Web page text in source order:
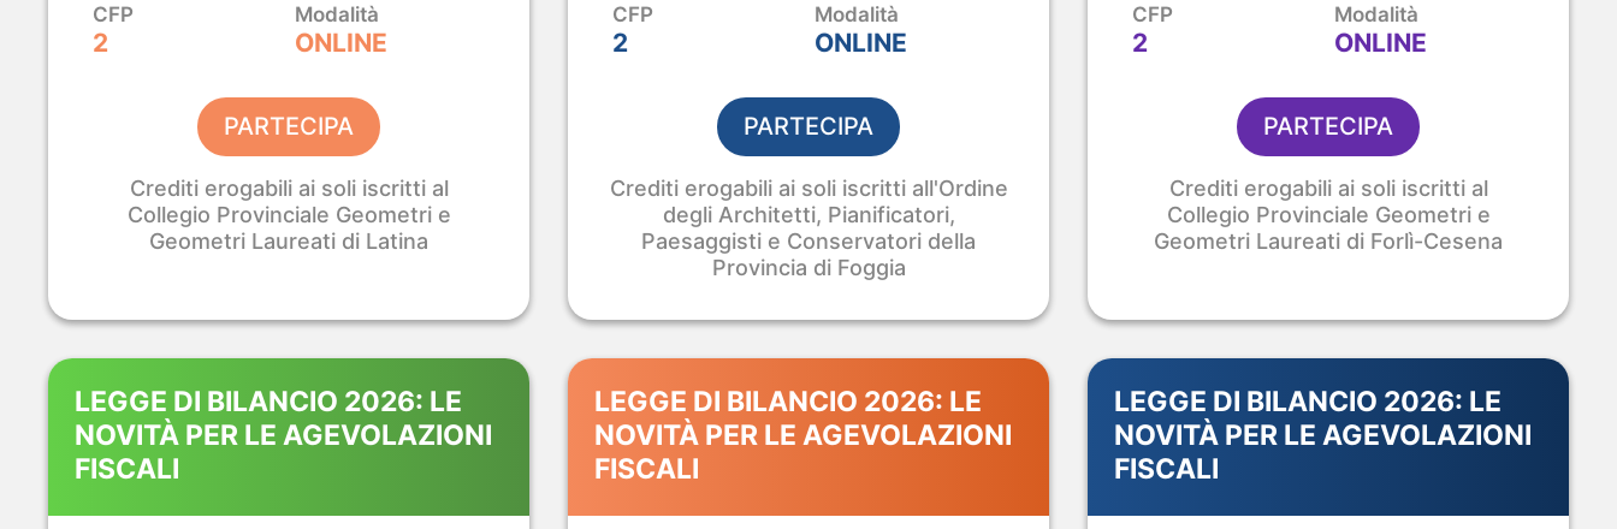
CFP Modalità
2 ONLINE
PARTECIPA
Crediti erogabili ai soli iscritti al
Collegio Provinciale Geometri e
Geometri Laureati di Latina
CFP Modalità
2 ONLINE
PARTECIPA
Crediti erogabili ai soli iscritti all'Ordine
degli Architetti, Pianificatori,
Paesaggisti e Conservatori della
Provincia di Foggia
CFP Modalità
2 ONLINE
PARTECIPA
Crediti erogabili ai soli iscritti al
Collegio Provinciale Geometri e
Geometri Laureati di Forlì-Cesena
LEGGE DI BILANCIO 2026: LE
NOVITÀ PER LE AGEVOLAZIONI
FISCALI
LEGGE DI BILANCIO 2026: LE
NOVITÀ PER LE AGEVOLAZIONI
FISCALI
LEGGE DI BILANCIO 2026: LE
NOVITÀ PER LE AGEVOLAZIONI
FISCALI